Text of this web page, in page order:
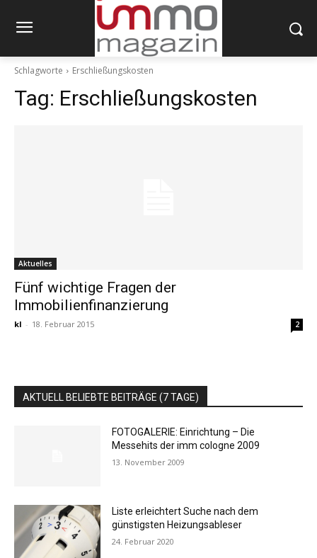
Schlagworte Erschließungskosten
Tag: Erschließungskosten
Aktuelles
Fünf wichtige Fragen der
Immobilienfinanzierung
kl - 18. Februar 2015 2
AKTUELL BELIEBTE BEITRÄGE (7 TAGE)
FOTOGALERIE: Einrichtung – Die
Messehits der imm cologne 2009
13. November 2009
Liste erleichtert Suche nach dem
günstigsten Heizungsableser
24. Februar 2020